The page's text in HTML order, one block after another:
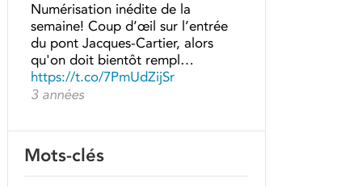
Numérisation inédite de la
semaine! Coup d’œil sur l’entrée
du pont Jacques-Cartier, alors
qu'on doit bientôt rempl…
https://t.co/7PmUdZijSr
3 années
Mots-clés